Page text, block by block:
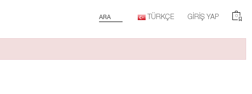
TÜRKÇE GIRIŞ YAP 0
ARA